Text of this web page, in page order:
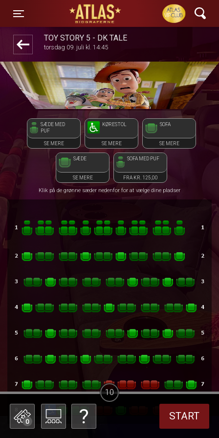
Toggle navigation
ATLAS Biograferne
TOY STORY 5 - DK TALE
torsdag 09. juli kl. 14:45
SÆDE MED
PUF
SE MERE
KØRESTOL
SE MERE
SOFA
SE MERE
SÆDE
SE MERE
SOFA MED PUF
FRA KR. 125,00
Klik på de grønne sæder nedenfor for at vælge dine pladser
0 START
10
front05-temp 013641